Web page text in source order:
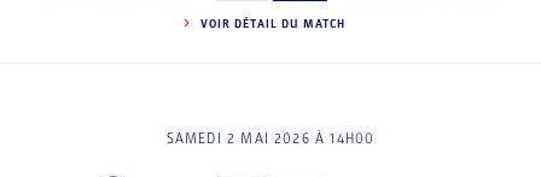
VOIR DÉTAIL DU MATCH
SAMEDI 2 MAI 2026 À 14H00